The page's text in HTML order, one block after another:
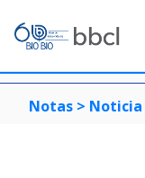
Notas > Noticia